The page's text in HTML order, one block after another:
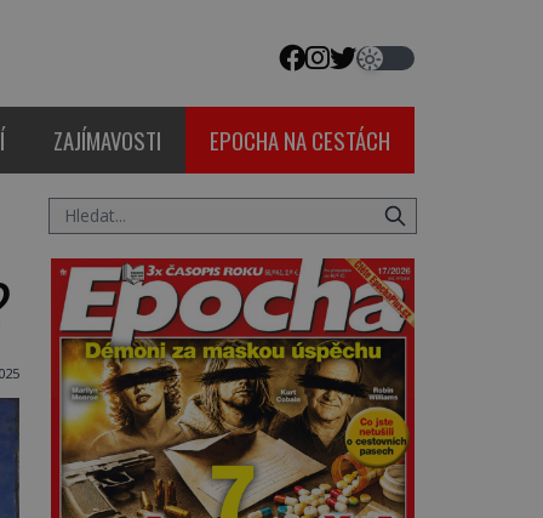
ZAJÍMAVOSTI EPOCHA NA CESTÁCH